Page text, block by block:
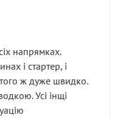
напрямках.
і стартер, і
ж дуже швидко.
Усі інщі